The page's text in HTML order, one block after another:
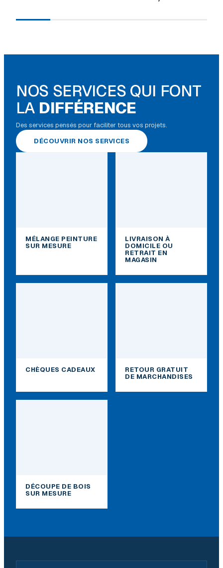
NOS SERVICES QUI FONT
LA DIFFÉRENCE
Des services pensés pour faciliter tous vos projets.
DÉCOUVRIR NOS SERVICES
MÉLANGE PEINTURE
SUR MESURE
LIVRAISON À
DOMICILE OU
RETRAIT EN
MAGASIN
CHÈQUES CADEAUX
RETOUR GRATUIT
DE MARCHANDISES
DÉCOUPE DE BOIS
SUR MESURE